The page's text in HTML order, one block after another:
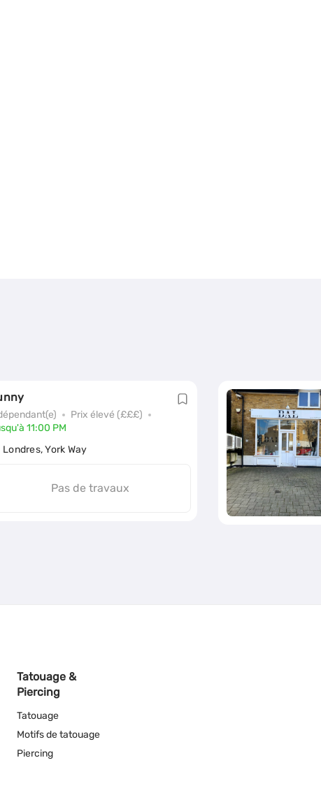
Prix élevé (£££)
11:00 PM
Londres, York Way
Pas de travaux
Tatouage &
Piercing
Tatouage
Motifs de tatouage
Piercing